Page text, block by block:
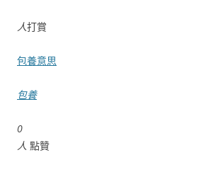
人打賞
包養意思
包養
0
人 點贊